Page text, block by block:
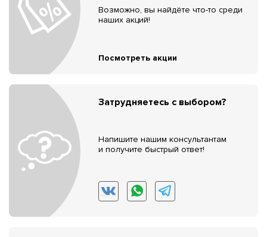
Возможно, вы найдёте что-то среди
наших акций!
Посмотреть акции
Затрудняетесь с выбором?
Напишите нашим консультантам
и получите быстрый ответ!